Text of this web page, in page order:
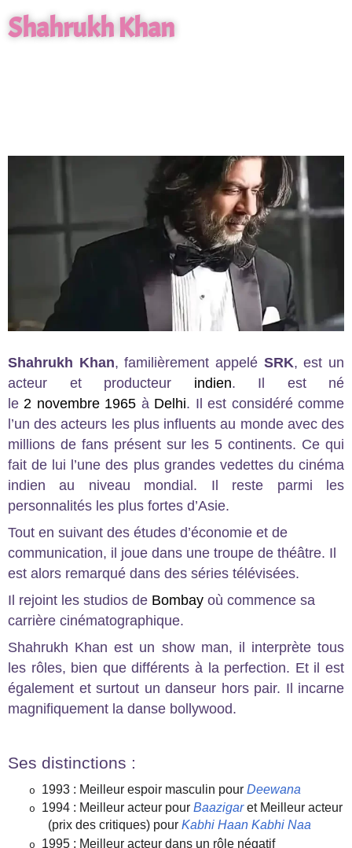
Shahrukh Khan
Shahrukh Khan, familièrement appelé SRK, est un
acteur et producteur indien. Il est né
le 2 novembre 1965 à Delhi. Il est considéré comme
l’un des acteurs les plus influents au monde avec des
millions de fans présent sur les 5 continents. Ce qui
fait de lui l’une des plus grandes vedettes du cinéma
indien au niveau mondial. Il reste parmi les
personnalités les plus fortes d’Asie.
Tout en suivant des études d’économie et de
communication, il joue dans une troupe de théâtre. Il
est alors remarqué dans des séries télévisées.
Il rejoint les studios de Bombay où commence sa
carrière cinématographique.
Shahrukh Khan est un show man, il interprète tous
les rôles, bien que différents à la perfection. Et il est
également et surtout un danseur hors pair. Il incarne
magnifiquement la danse bollywood.
Ses distinctions :
o 1993 : Meilleur espoir masculin pourDeewana
o 1994 : Meilleur acteur pourBaazigaret Meilleur acteur
(prix des critiques) pourKabhi Haan Kabhi Naa
o 1995 : Meilleur acteur dans un rôle négatif